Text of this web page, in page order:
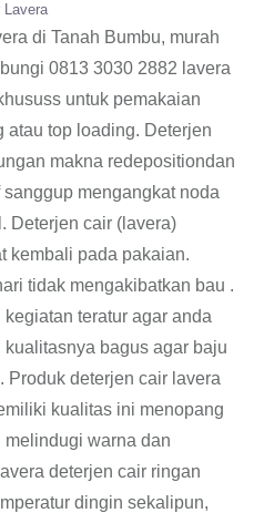
Lavera
di Tanah Bumbu, murah
0813 3030 2882 lavera
untuk pemakaian
atau top loading. Deterjen
makna redepositiondan
mengangkat noda
Deterjen cair (lavera)
kembali pada pakaian.
tidak mengakibatkan bau .
teratur agar anda
bagus agar baju
Produk deterjen cair lavera
kualitas ini menopang
warna dan
deterjen cair ringan
dingin sekalipun,